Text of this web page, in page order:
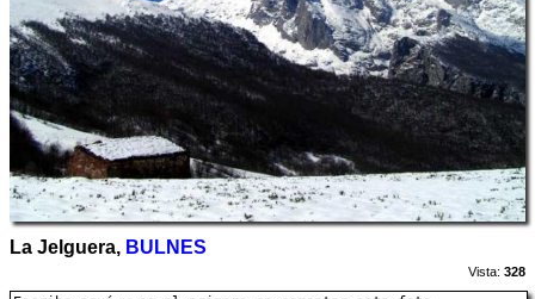
La Jelguera, BULNES
Vista: 328